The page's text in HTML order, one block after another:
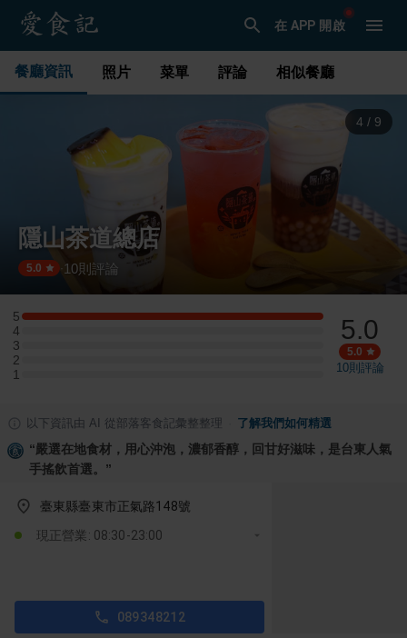
在 APP 開啟
餐廳資訊 照片 菜單 評論 相似餐廳
4 / 9
隱山茶道總店
5.0 · 10則評論
5
5 星：1 則評論
4
4 星：0 則評論
3
3 星：0 則評論
2
2 星：0 則評論
1
1 星：0 則評論
5.0
5.0
10則評論
以下資訊由 AI 從部落客食記彙整整理 了解我們如何精選
“嚴選在地食材，用心沖泡，濃郁香醇，回甘好滋味，是台東人氣
手搖飲首選。 ”
臺東縣臺東市正氣路148號
現正營業: 08:30-23:00
089348212